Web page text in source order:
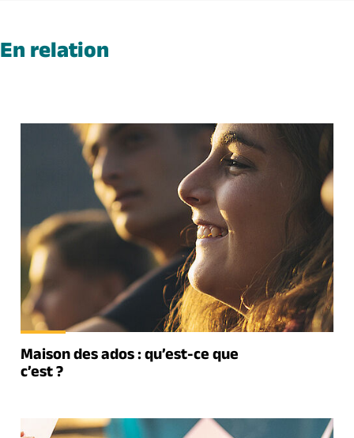
En relation
Maison des ados : qu’est-ce que
c’est ?